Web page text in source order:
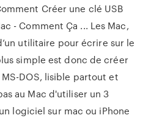
Créer une clé USB
- Comment Ça ... Les Mac,
utilitaire pour écrire sur le
simple est donc de créer
DOS, lisible partout et
au Mac d'utiliser un 3
logiciel sur mac ou iPhone